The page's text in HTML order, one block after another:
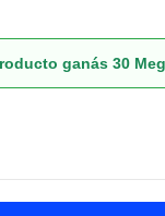
ganás 30